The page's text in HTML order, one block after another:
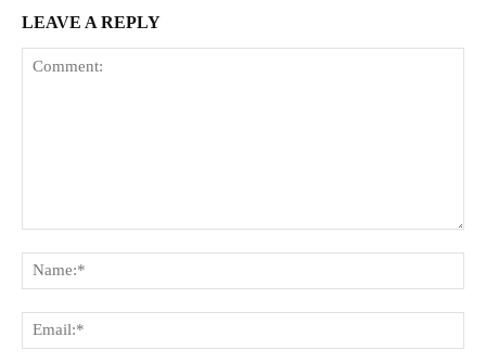
LEAVE A REPLY